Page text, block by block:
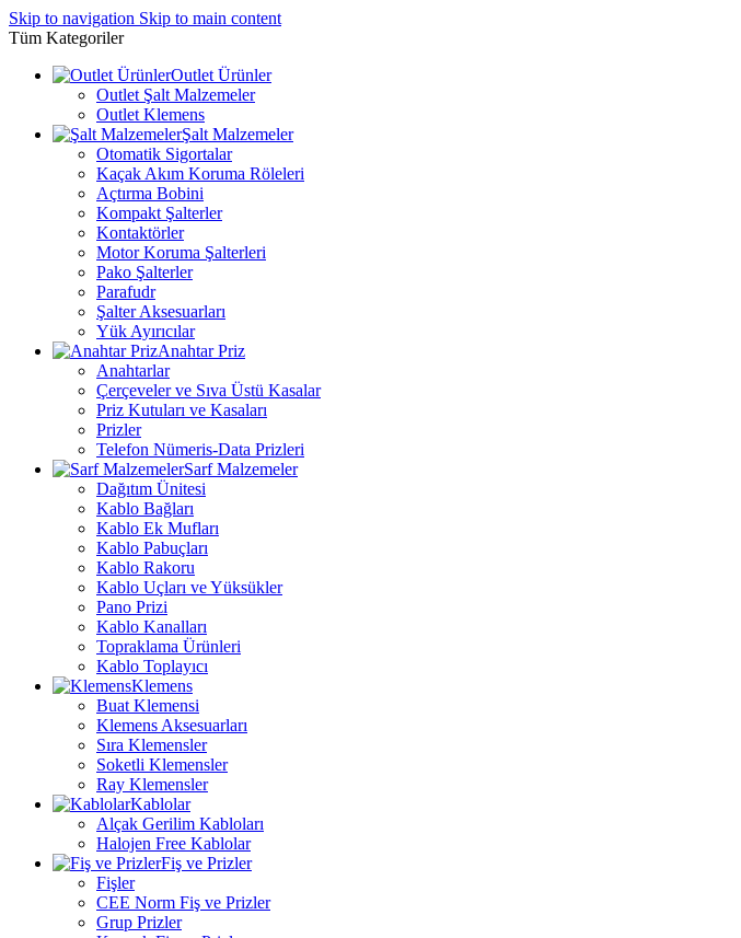
Skip to navigation Skip to main content
Tüm Kategoriler
Outlet Ürünler
Outlet Şalt Malzemeler
Outlet Klemens
Şalt Malzemeler
Otomatik Sigortalar
Kaçak Akım Koruma Röleleri
Açtırma Bobini
Kompakt Şalterler
Kontaktörler
Motor Koruma Şalterleri
Pako Şalterler
Parafudr
Şalter Aksesuarları
Yük Ayırıcılar
Anahtar Priz
Anahtarlar
Çerçeveler ve Sıva Üstü Kasalar
Priz Kutuları ve Kasaları
Prizler
Telefon Nümeris-Data Prizleri
Sarf Malzemeler
Dağıtım Ünitesi
Kablo Bağları
Kablo Ek Mufları
Kablo Pabuçları
Kablo Rakoru
Kablo Uçları ve Yüksükler
Pano Prizi
Kablo Kanalları
Topraklama Ürünleri
Kablo Toplayıcı
Klemens
Buat Klemensi
Klemens Aksesuarları
Sıra Klemensler
Soketli Klemensler
Ray Klemensler
Kablolar
Alçak Gerilim Kabloları
Halojen Free Kablolar
Fiş ve Prizler
Fişler
CEE Norm Fiş ve Prizler
Grup Prizler